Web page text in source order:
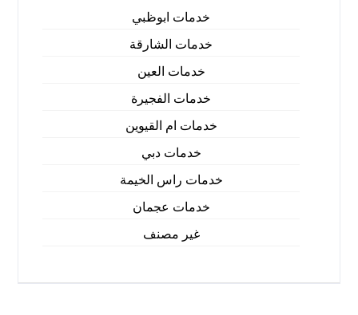
خدمات ابوظبي
خدمات الشارقة
خدمات العين
خدمات الفجيرة
خدمات ام القيوين
خدمات دبي
خدمات راس الخيمة
خدمات عجمان
غير مصنف